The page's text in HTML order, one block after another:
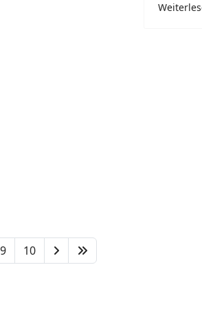
9 10